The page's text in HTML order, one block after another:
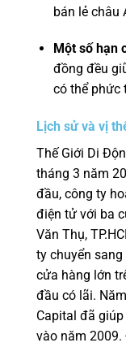
bán lẻ châu
Một số hạn
đồng đều
có thể phức
Lịch sử và vị
Thế Giới Di
tháng 3 năm
đầu, công ty
điện tử với ba
Văn Thụ,
ty chuyển
cửa hàng lớn
đầu có lãi.
Capital đã
vào năm 2009.